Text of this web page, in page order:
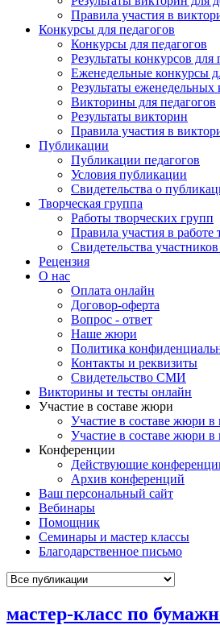
Правила участия в
Конкурсы для педагогов
Конкурсы для педагогов
Результаты конкурсов
Еженедельные конкурсы
Результаты еженедельных
Викторины для педагогов
Результаты викторин
Правила участия в
Публикации
Публикации педагогов
Условия публикации
Свидетельства о
Творческая группа
Работы творческих групп
Правила участия в работе
Свидетельства
Рецензия
О нас
Оплата онлайн
Договор-оферта
Вопрос - ответ
Наше жюри
Политика
Контакты и реквизиты
Свидетельство СМИ
Викторины и тесты онлайн
Участие в составе жюри
Участие в составе жюри в
Участие в составе жюри в
Конференции
Действующие
Архив конференций
Ваш персональный сайт
Вебинары
Помощник
Семинары и мастер классы
Благодарственное письмо
мастер-класс по